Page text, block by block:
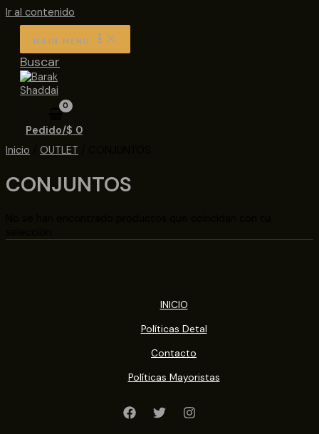
Ir al contenido
MAIN MENU
Buscar
Pedido/$ 0
Inicio
OUTLET
CONJUNTOS
INICIO
Políticas Detal
Contacto
Políticas Mayoristas